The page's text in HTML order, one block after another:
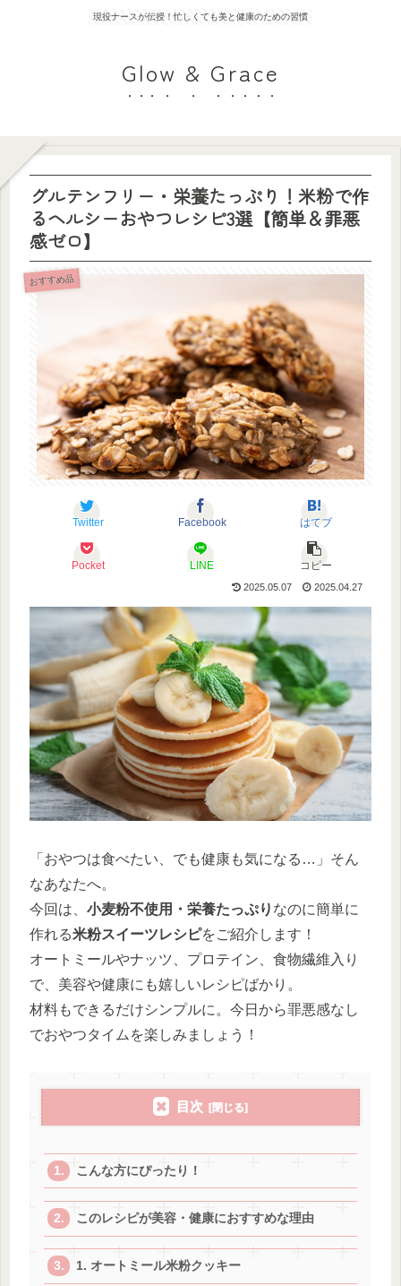
現役ナースが伝授！忙しくても美と健康のための習慣
Glow & Grace
グルテンフリー・栄養たっぷり！米粉で作
るヘルシーおやつレシピ3選【簡単＆罪悪
感ゼロ】
おすすめ品
Twitter Facebook はてブ
Pocket LINE コピー
2025.05.07 2025.04.27
「おやつは食べたい、でも健康も気になる…」そん
なあなたへ。
今回は、 小麦粉不使用・栄養たっぷり なのに簡単に
作れる米粉スイーツレシピをご紹介します！
オートミールやナッツ、プロテイン、食物繊維入り
で、美容や健康にも嬉しいレシピばかり。
材料もできるだけシンプルに。今日から罪悪感なし
でおやつタイムを楽しみましょう！
目次
こんな方にぴったり！
このレシピが美容・健康におすすめな理由
1. オートミール米粉クッキー